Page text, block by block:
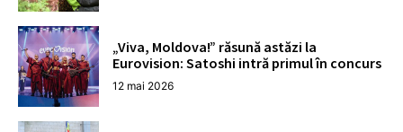
„Viva, Moldova!” răsună astăzi la
Eurovision: Satoshi intră primul în concurs
12 mai 2026